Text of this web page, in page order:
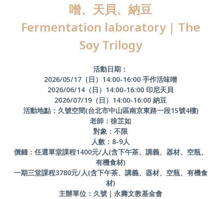
噌、天貝、納豆
Fermentation laboratory | The
Soy Trilogy
活動日期：
2026/05/17（日）14:00-16:00 手作活味噌
2026/06/14（日）14:00-16:00 印尼天貝
2026/07/19（日）14:00-16:00 納豆
活動地點：久號空間(台北市中山區南京東路一段15號4樓)
老師：徐芷如
對象：不限
人數：8-9人
價錢：任選單堂課程1400元/人(含下午茶、講義、器材、空瓶、
有機食材)
一期三堂課程3780元/人(含下午茶、講義、器材、空瓶、有機食
材)
主辦單位：久號｜永壽文教基金會